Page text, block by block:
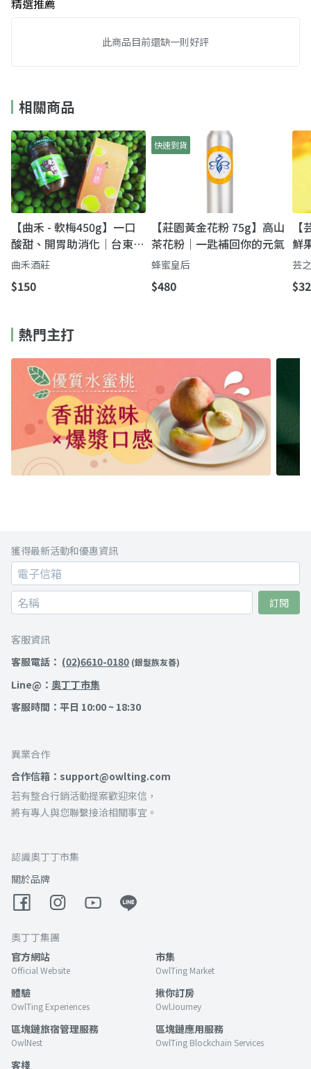
精選推薦
此商品目前還缺一則好評
相關商品
【曲禾 - 軟梅450g】一口
酸甜、開胃助消化｜台東初
鹿熟成紅梅軟梅
曲禾酒莊
$150
快速到貨
【莊園黃金花粉 75g】高山
茶花粉｜一匙補回你的元氣
蜂蜜皇后
$480
鮮
全
芸
熱門主打
獲得最新活動和優惠資訊
訂閱
客服資訊
客服電話： (02)6610-0180 (銀髮族友善)
Line@： 奧丁丁市集
客服時間：平日 10:00 ~ 18:30
異業合作
合作信箱：support@owlting.com
若有整合行銷活動提案歡迎來信，
將有專人與您聯繫接洽相關事宜。
認識奧丁丁市集
關於品牌
奧丁丁集團
官方網站
Official Website
市集
OwlTing Market
體驗
OwlTing Experiences
揪你訂房
OwlJourney
區塊鏈旅宿管理服務
OwlNest
區塊鏈應用服務
OwlTing Blockchain Services
客棧